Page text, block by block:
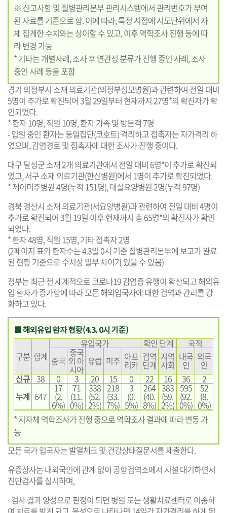
※ 신고사항 및 질병관리본부 관리시스템에서 관리번호가 부여
된 자료를 기준으로 함. 이에 따라, 특정 시점에 시도단위에서 자
체 집계한 수치와는 상이할 수 있고, 이후 역학조사 진행 등에 따
라 변경 가능
* 기타는 개별사례, 조사 후 연관성 분류가 진행 중인 사례, 조사
중인 사례 등을 포함
경기 의정부시 소재 의료기관(의정부성모병원)과 관련하여 전일 대비
5명이 추가로 확진되어 3월 29일부터 현재까지 27명*의 확진자가 확
인되었다.
* 환자 10명, 직원 10명, 환자 가족 및 방문객 7명
- 입원 중인 환자는 동일집단(코호트) 격리하고 접촉자는 자가격리 하
였으며, 감염경로 및 접촉자에 대한 조사가 진행 중이다.
대구 달성군 소재 2개 의료기관에서 전일 대비 6명*이 추가로 확진되
었고, 서구 소재 의료기관(한신병원)에서 1명이 추가로 확진되었다.
* 제이미주병원 4명(누적 151명), 대실요양병원 2명(누적 97명)
경북 경산시 소재 의료기관(서요양병원)과 관련하여 전일 대비 4명이
추가로 확진되어 3월 19일 이후 현재까지 총 65명*의 확진자가 확인
되었다.
* 환자 48명, 직원 15명, 기타 접촉자 2명
(2페이지 표의 환자수는 4.3일 0시 기준 질병관리본부에 보고가 완료
된 현황 기준으로 수치상 일부 차이가 있을 수 있음)
정부는 최근 전 세계적으로 코로나19 감염증 유행이 확산되고 해외유
입 환자가 증가함에 따라 모든 해외입국자에 대한 검역과 관리를 강
화하고 있다.
■ 해외유입 환자 현황(4.3. 0시 기준)
구분 합계
유입국가 확인 단계
국적
중국
중국
외 아
시아
유럽 미주 아프
리카
검역
단계
지역
사회
내국
인
외국
인
신규 38 0 3 20 15 0 22 16 36
2
누계 647
17
(2.
6%)
71
(11.
0%)
338
(52.
2%)
218
(33.
7%)
3
(0.
5%)
264
(40.
8%)
383
(59.
2%)
595
(92.
0%)
52
(8.
0%)
* 지자체 역학조사가 진행 중으로 역학조사 결과에 따라 변동 가
능
모든 국가 입국자는 발열체크 및 건강상태질문서를 제출한다.
유증상자는 내외국인에 관계 없이 공항검역소에서 시설 대기하면서
진단검사를 실시하며,
- 검사 결과 양성으로 판정이 되면 병원 또는 생활치료센터로 이송하